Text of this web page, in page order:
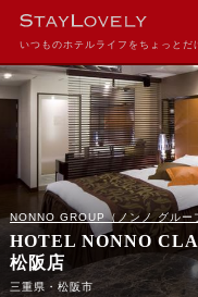
いつものホテルライフをちょっとだ
NONNO GROUP（ノンノ グルー
HOTEL NONNO
松阪店
三重県・松阪市